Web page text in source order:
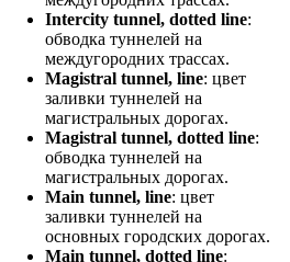
Intercity tunnel, dotted line:
обводка туннелей на
междугородних трассах.
Magistral tunnel, line: цвет
заливки туннелей на
магистральных дорогах.
Magistral tunnel, dotted line:
обводка туннелей на
магистральных дорогах.
Main tunnel, line: цвет
заливки туннелей на
основных городских дорогах.
Main tunnel, dotted line: